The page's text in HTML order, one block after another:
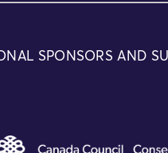
SPONSORS AND